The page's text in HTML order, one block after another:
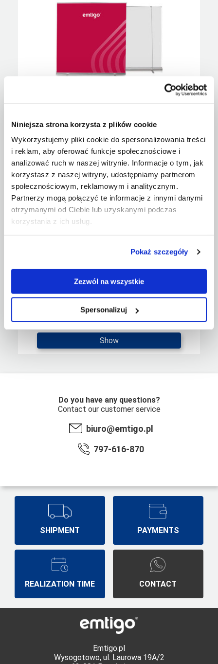
Niniejsza strona korzysta z plików cookie
Wykorzystujemy pliki cookie do spersonalizowania treści
i reklam, aby oferować funkcje społecznościowe i
analizować ruch w naszej witrynie. Informacje o tym, jak
korzystasz z naszej witryny, udostępniamy partnerom
społecznościowym, reklamowym i analitycznym.
Partnerzy mogą połączyć te informacje z innymi danymi
otrzymanymi od Ciebie lub uzyskanymi podczas
korzystania z ich usług.
Pokaż szczegóły
Zezwól na wszystkie
Spersonalizuj
Rollup STRONG-PREMIUM 200x200 cm
Show
Rollup EXCLUSIVE BLACK 200x200 cm z wydrukiem
Show
Do you have any questions?
Contact our customer service
biuro@emtigo.pl
797-616-870
SHIPMENT PAYMENTS
REALIZATION TIME CONTACT
Emtigo.pl
Wysogotowo, ul. Laurowa 19A/2